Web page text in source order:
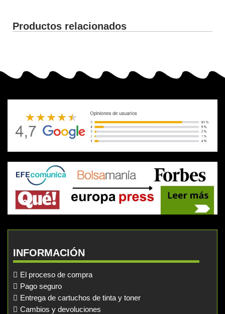
Productos relacionados
INFORMACIÓN
El proceso de compra
Pago seguro
Entrega de cartuchos de tinta y toner
Cambios y devoluciones